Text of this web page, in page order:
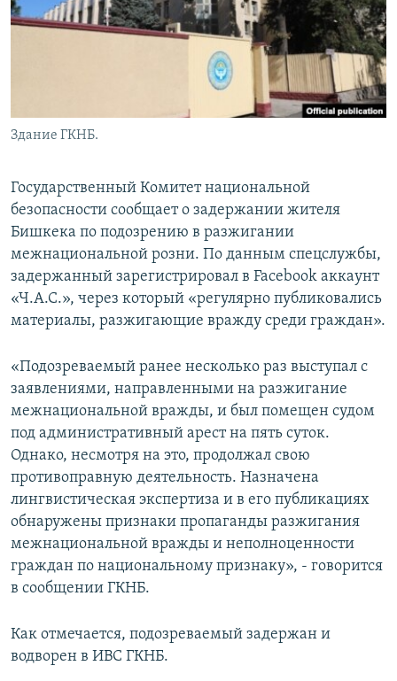
Здание ГКНБ.
Государственный Комитет национальной
безопасности сообщает о задержании жителя
Бишкека по подозрению в разжигании
межнациональной розни. По данным спецслужбы,
задержанный зарегистрировал в Facebook аккаунт
«Ч.А.С.», через который «регулярно публиковались
материалы, разжигающие вражду среди граждан».
«Подозреваемый ранее несколько раз выступал с
заявлениями, направленными на разжигание
межнациональной вражды, и был помещен судом
под административный арест на пять суток.
Однако, несмотря на это, продолжал свою
противоправную деятельность. Назначена
лингвистическая экспертиза и в его публикациях
обнаружены признаки пропаганды разжигания
межнациональной вражды и неполноценности
граждан по национальному признаку», - говорится
в сообщении ГКНБ.
Как отмечается, подозреваемый задержан и
водворен в ИВС ГКНБ.